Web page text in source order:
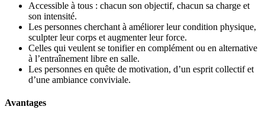
Accessible à tous : chacun son objectif, chacun sa charge et
son intensité.
Les personnes cherchant à améliorer leur condition physique,
sculpter leur corps et augmenter leur force.
Celles qui veulent se tonifier en complément ou en alternative
à l’entraînement libre en salle.
Les personnes en quête de motivation, d’un esprit collectif et
d’une ambiance conviviale.
Avantages